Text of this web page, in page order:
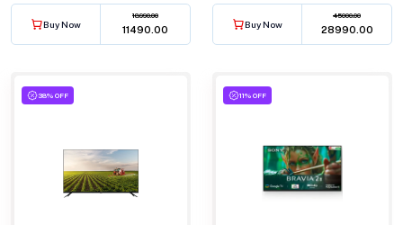
Buy Now
18990.00
₹11490.00 Buy Now
45000.00
₹28990.00
38% OFF 11% OFF